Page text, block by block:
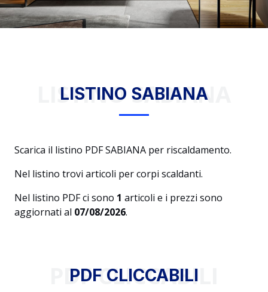
LISTINO SABIANA
LISTINO SABIANA
Scarica il listino PDF SABIANA per riscaldamento.
Nel listino trovi articoli per corpi scaldanti.
Nel listino PDF ci sono 1 articoli e i prezzi sono
aggiornati al 07/08/2026.
PDF CLICCABILI
PDF CLICCABILI